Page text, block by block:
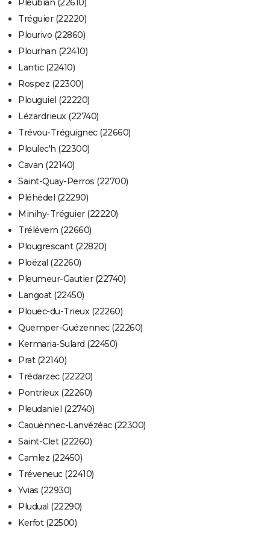
Pleubian (22610)
Tréguier (22220)
Plourivo (22860)
Plourhan (22410)
Lantic (22410)
Rospez (22300)
Plouguiel (22220)
Lézardrieux (22740)
Trévou-Tréguignec (22660)
Ploulec'h (22300)
Cavan (22140)
Saint-Quay-Perros (22700)
Pléhédel (22290)
Minihy-Tréguier (22220)
Trélévern (22660)
Plougrescant (22820)
Ploëzal (22260)
Pleumeur-Gautier (22740)
Langoat (22450)
Plouëc-du-Trieux (22260)
Quemper-Guézennec (22260)
Kermaria-Sulard (22450)
Prat (22140)
Trédarzec (22220)
Pontrieux (22260)
Pleudaniel (22740)
Caouënnec-Lanvézéac (22300)
Saint-Clet (22260)
Camlez (22450)
Tréveneuc (22410)
Yvias (22930)
Pludual (22290)
Kerfot (22500)